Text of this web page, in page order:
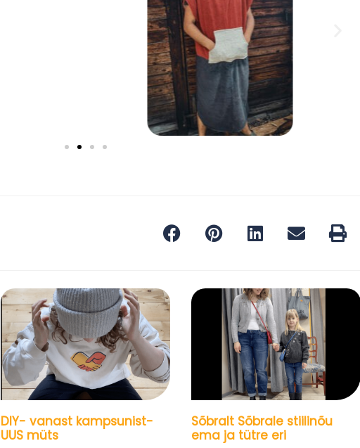
DIY- vanast kampsunist-
UUS müts
Sõbralt Sõbrale stiilinõu
ema ja tütre eri